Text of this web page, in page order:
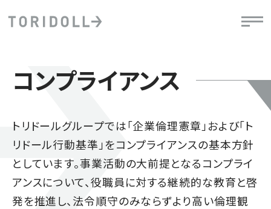
コンプライアンス
トリドールグループでは「企業倫理憲章」および「ト
リドール行動基準」をコンプライアンスの基本方針
としています。事業活動の大前提となるコンプライ
アンスについて、役職員に対する継続的な教育と啓
発を推進し、法令順守のみならずより高い倫理観